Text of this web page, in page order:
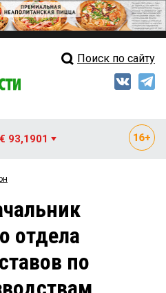
Свежий выпуск
Рейтинги
Блоги
Архив
Поиск по сайту
€ 93,1901
отдела
по